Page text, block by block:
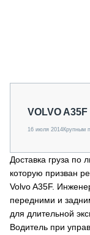
VOLVO
16 июля 2014Крупным
Доставка груза по
которую призван
Volvo A35F.
передними и
для длительной
Водитель при